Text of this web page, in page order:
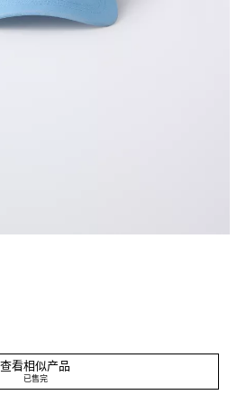
扣。正面刺绣细节装饰。
查看相似产品
已售完
¥